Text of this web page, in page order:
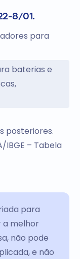
8/01.
para
baterias e
posteriores.
IBGE – Tabela
para
a melhor
não pode
e não